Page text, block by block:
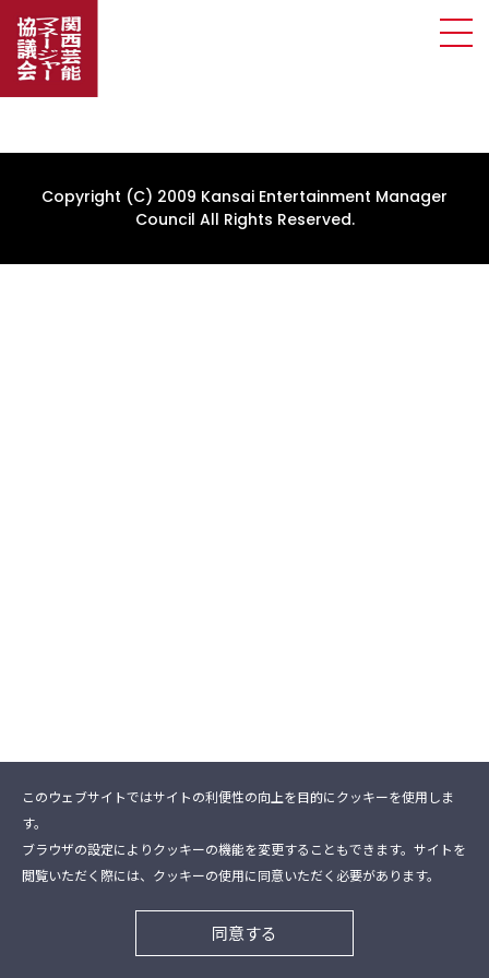
Copyright (C) 2009 Kansai Entertainment Manager
Council All Rights Reserved.
このウェブサイトではサイトの利便性の向上を目的にクッキーを使用しま
す。
ブラウザの設定によりクッキーの機能を変更することもできます。サイトを
閲覧いただく際には、クッキーの使用に同意いただく必要があります。
同意する